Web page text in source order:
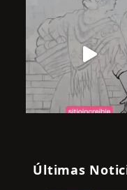
Últimas